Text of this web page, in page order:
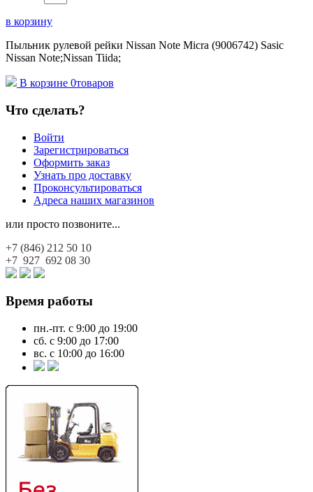
в корзину
Пыльник рулевой рейки Nissan Note Micra (9006742) Sasic
Nissan Note;Nissan Tiida;
В корзине 0товаров
Что сделать?
Войти
Зарегистрироваться
Оформить заказ
Узнать про доставку
Проконсультироваться
Адреса наших магазинов
или просто позвоните...
+7 (846) 212 50 10
+7 927 692 08 30
Время работы
пн.-пт. с 9:00 до 19:00
сб. с 9:00 до 17:00
вс. с 10:00 до 16:00